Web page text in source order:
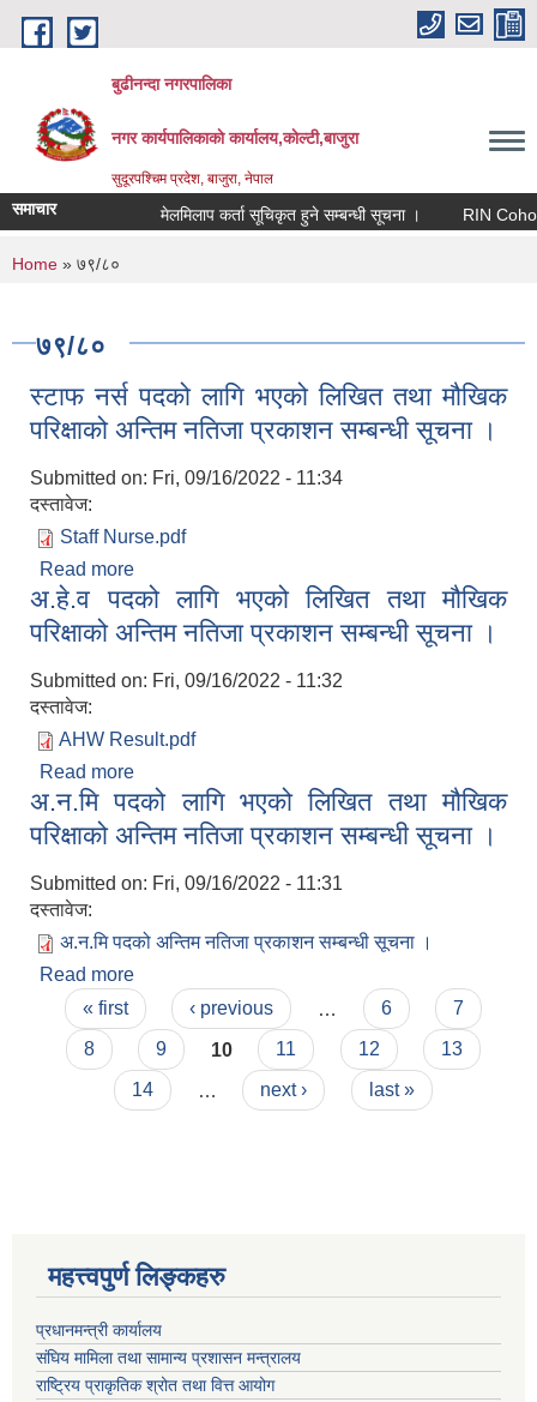
Skip to main content
बुढीनन्दा नगरपालिका
नगर कार्यपालिकाकाे कार्यालय,काेल्टी,बाजुरा
सुदूरपश्चिम प्रदेश, बाजुरा, नेपाल
समाचार मेलमिलाप कर्ता सूचिकृत हुने सम्बन्धी सूचना । RIN Cohor III
You are here
Home » ७९/८०
७९/८०
स्टाफ नर्स पदको लागि भएको लिखित तथा मौखिक
परिक्षाको अन्तिम नतिजा प्रकाशन सम्बन्धी सूचना ।
Submitted on: Fri, 09/16/2022 - 11:34
दस्तावेज:
Staff Nurse.pdf
Read more
परिक्षाको अन्तिम नतिजा प्रकाशन सम्बन्धी सूचना ।
अ.हे.व पदको लागि भएको लिखित तथा मौखिक
परिक्षाको अन्तिम नतिजा प्रकाशन सम्बन्धी सूचना ।
Submitted on: Fri, 09/16/2022 - 11:32
दस्तावेज:
AHW Result.pdf
Read more
परिक्षाको अन्तिम नतिजा प्रकाशन सम्बन्धी सूचना ।
अ.न.मि पदको लागि भएको लिखित तथा मौखिक
परिक्षाको अन्तिम नतिजा प्रकाशन सम्बन्धी सूचना ।
Submitted on: Fri, 09/16/2022 - 11:31
दस्तावेज:
अ.न.मि पदको अन्तिम नतिजा प्रकाशन सम्बन्धी सूचना ।
Read more
परिक्षाको अन्तिम नतिजा प्रकाशन सम्बन्धी सूचना ।
Pages
« first ‹ previous 6
7
8
9 10 11 12
13
14
next › last »
महत्त्वपुर्ण लिङ्कहरु
प्रधानमन्त्री कार्यालय
संघिय मामिला तथा सामान्य प्रशासन मन्त्रालय
राष्ट्रिय प्राकृतिक श्रोत तथा वित्त आयोग